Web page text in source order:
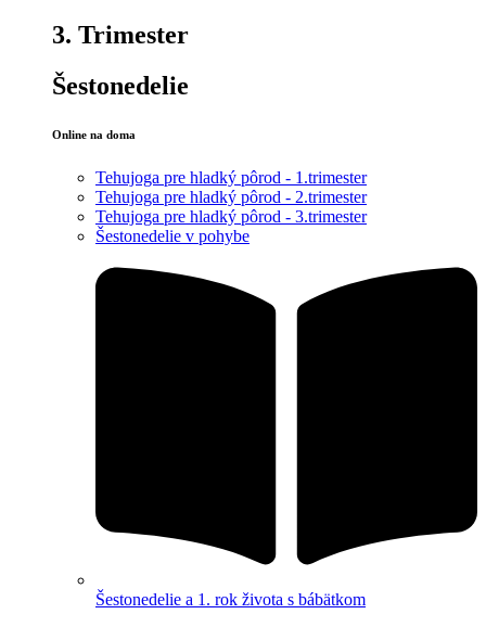
3. Trimester
Šestonedelie
Online na doma
Tehujoga pre hladký pôrod - 1.trimester
Tehujoga pre hladký pôrod - 2.trimester
Tehujoga pre hladký pôrod - 3.trimester
Šestonedelie v pohybe
Šestonedelie a 1. rok života s bábätkom